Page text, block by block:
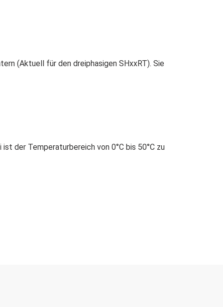
(Aktuell für den dreiphasigen SHxxRT). Sie
der Temperaturbereich von 0°C bis 50°C zu